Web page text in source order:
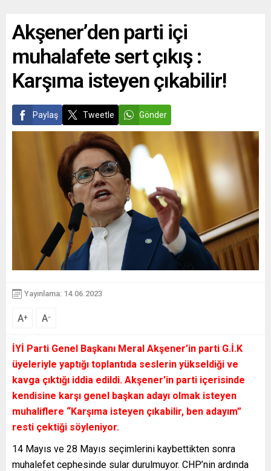
Akşener’den parti içi
muhalafete sert çıkış :
Karşıma isteyen çıkabilir!
Paylaş Tweetle Gönder
Yayınlama: 14.06.2023
A+ A-
İYİ Parti Genel Başkanı Meral Akşener’in parti G.İ.K
üyeleriyle yaptığı toplantıda seslerin yükseldiği ve
kavga çıktığı iddia edildi. Akşener’in parti içerisinde
kendisine karşı genel başkan adayı olmak isteyen
muhaliflere “Karşıma isteyen çıkabilir, ben adayım”
resti çektiği söyleniyor.
14 Mayıs ve 28 Mayıs seçimlerini kaybettikten sonra
muhalefet cephesinde sular durulmuyor. CHP’nin ardında